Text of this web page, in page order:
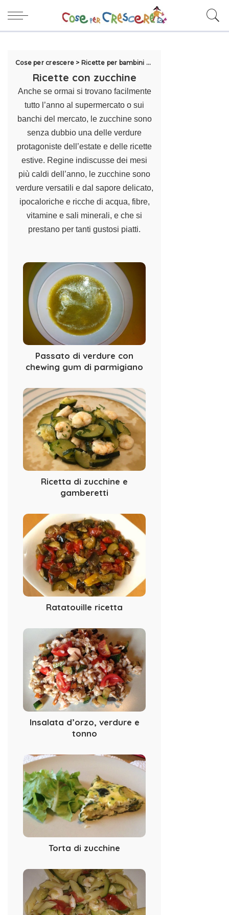
Cose per crescere > Ricette per bambini
Ricette con zucchine
Anche se ormai si trovano facilmente
tutto l’anno al supermercato o sui
banchi del mercato, le zucchine sono
senza dubbio una delle verdure
protagoniste dell’estate e delle ricette
estive. Regine indiscusse dei mesi
più caldi dell’anno, le zucchine sono
verdure versatili e dal sapore delicato,
ipocaloriche e ricche di acqua, fibre,
vitamine e sali minerali, e che si
prestano per tanti gustosi piatti.
Passato di verdure con
chewing gum di parmigiano
Ricetta di zucchine e
gamberetti
Ratatouille ricetta
Insalata d’orzo, verdure e
tonno
Torta di zucchine